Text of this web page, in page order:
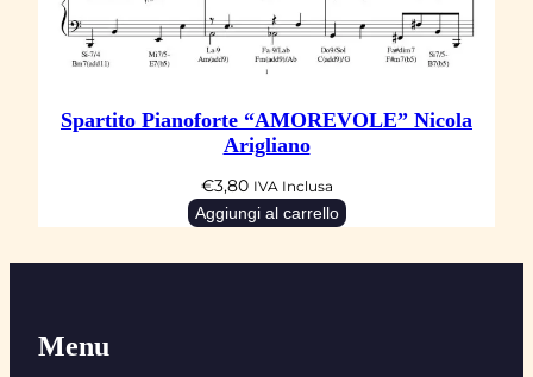
Spartito Pianoforte “AMOREVOLE” Nicola
Arigliano
€3,80 IVA Inclusa
Aggiungi al carrello
Menu